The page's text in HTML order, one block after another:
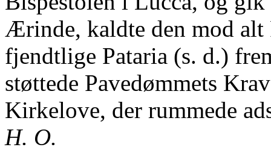
Ærinde, kaldte den mod alt
fjendtlige Pataria (s. d.)
støttede Pavedømmets
Kirkelove, der rummede
H. O.